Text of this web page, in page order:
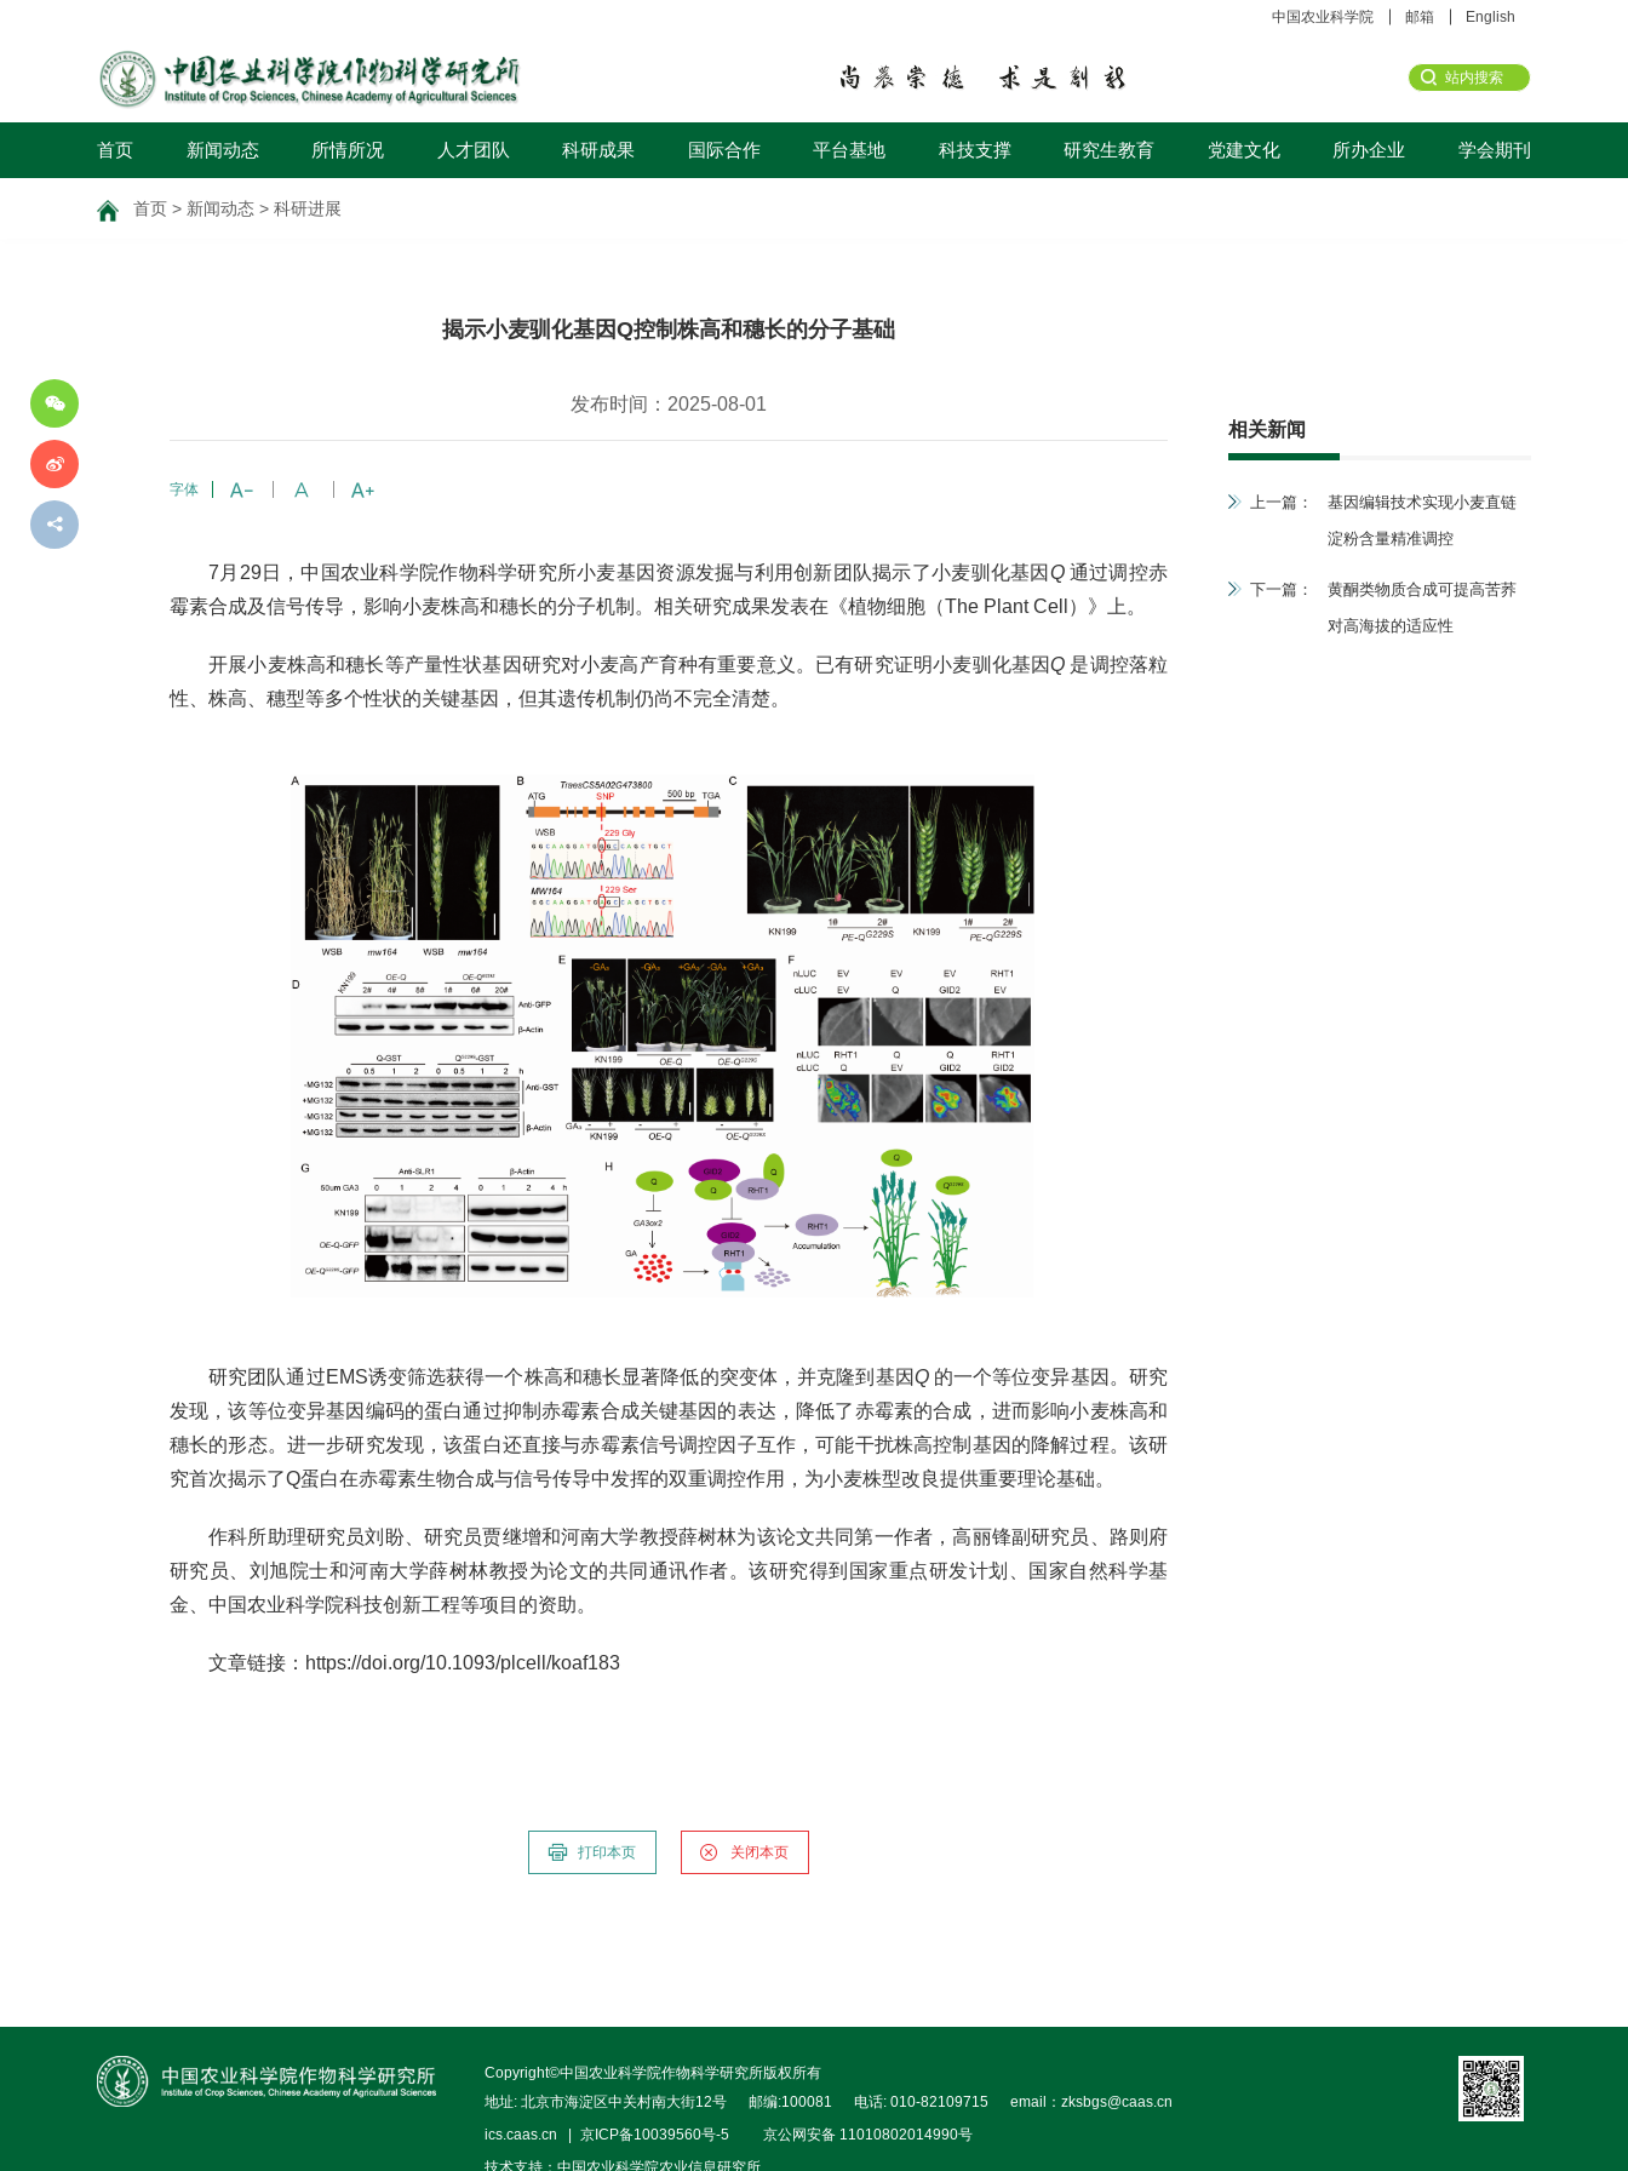
中国农业科学院 邮箱 English
首页 新闻动态 所情所况 人才团队 科研成果 国际合作 平台基地 科技支撑 研究生教育 党建文化 所办企业 学会期刊
首页 > 新闻动态 > 科研进展
揭示小麦驯化基因Q控制株高和穗长的分子基础
发布时间：2025-08-01
字体
7月29日，中国农业科学院作物科学研究所小麦基因资源发掘与利用创新团队揭示了小麦驯化基因 Q通过调控赤
霉素合成及信号传导，影响小麦株高和穗长的分子机制。相关研究成果发表在《植物细胞（The Plant Cell）》上。
开展小麦株高和穗长等产量性状基因研究对小麦高产育种有重要意义。已有研究证明小麦驯化基因Q 是调控落粒
性、株高、穗型等多个性状的关键基因，但其遗传机制仍尚不完全清楚。
研究团队通过EMS诱变筛选获得一个株高和穗长显著降低的突变体，并克隆到基因Q的一个等位变异基因。研究
发现，该等位变异基因编码的蛋白通过抑制赤霉素合成关键基因的表达，降低了赤霉素的合成，进而影响小麦株高和
穗长的形态。进一步研究发现，该蛋白还直接与赤霉素信号调控因子互作，可能干扰株高控制基因的降解过程。该研
究首次揭示了Q蛋白在赤霉素生物合成与信号传导中发挥的双重调控作用，为小麦株型改良提供重要理论基础。
作科所助理研究员刘盼、研究员贾继增和河南大学教授薛树林为该论文共同第一作者，高丽锋副研究员、路则府
研究员、刘旭院士和河南大学薛树林教授为论文的共同通讯作者。该研究得到国家重点研发计划、国家自然科学基
金、中国农业科学院科技创新工程等项目的资助。
文章链接：https://doi.org/10.1093/plcell/koaf183
打印本页 关闭本页
相关新闻
上一篇：
基因编辑技术实现小麦直链
淀粉含量精准调控
下一篇：
黄酮类物质合成可提高苦荞
对高海拔的适应性
Copyright©中国农业科学院作物科学研究所版权所有
地址: 北京市海淀区中关村南大街12号
邮编:100081 电话: 010-82109715
email：zksbgs@caas.cn
ics.caas.cn
京ICP备10039560号-5
京公网安备 11010802014990号
技术支持：中国农业科学院农业信息研究所